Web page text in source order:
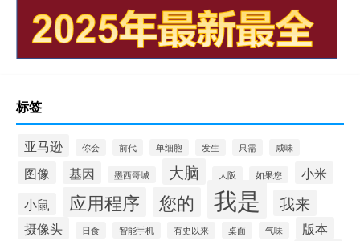
标签
亚马逊 你会 前代 单细胞 发生 只需 咸味
图像 基因 墨西哥城 大脑 大阪 如果您
小米
小鼠
应用程序 您的 我是 我来
摄像头 日食 智能手机 有史以来 桌面 气味
版本